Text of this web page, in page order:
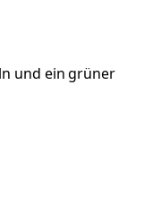
und ein grüner